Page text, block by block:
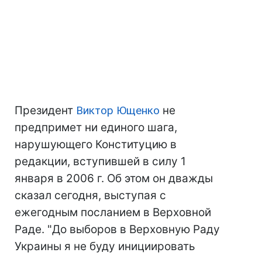
Президент Виктор Ющенко не
предпримет ни единого шага,
нарушующего Конституцию в
редакции, вступившей в силу 1
января в 2006 г. Об этом он дважды
сказал сегодня, выступая с
ежегодным посланием в Верховной
Раде. "До выборов в Верховную Раду
Украины я не буду инициировать